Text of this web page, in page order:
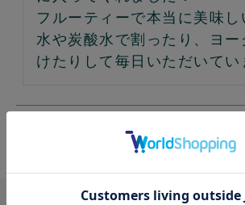
フルーティーで本当に美味
水や炭酸水で割ったり、ヨー
けたりして毎日いただいてい